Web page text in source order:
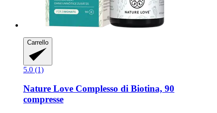
Carrello
5.0 (1)
Nature Love Complesso di Biotina, 90
compresse